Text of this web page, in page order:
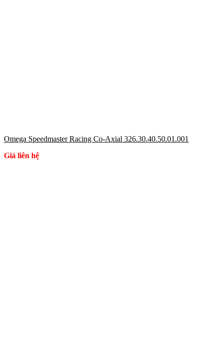
Omega Speedmaster Racing Co-Axial 326.30.40.50.01.001
Giá liên hệ